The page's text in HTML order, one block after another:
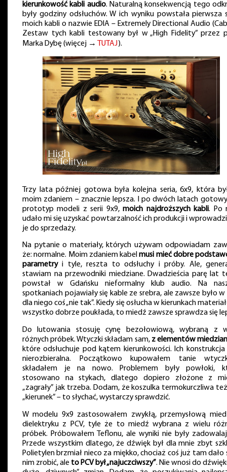
kierunkowość kabli audio. Naturalną konsekwencją tego
były godziny odsłuchów. W ich wyniku powstała pierwsza
moich kabli o nazwie EDIA – Extremely Directional Audio
Zestaw tych kabli testowany był w „High Fidelity” przez
Marka Dybę (więcej → TUTAJ).
Trzy lata później gotowa była kolejna seria, 6x9, która
moim zdaniem – znacznie lepsza. I po dwóch latach
prototyp modeli z serii 9x9,moich najdroższych kabli. Po
udało mi się uzyskać powtarzalność ich produkcji i
je do sprzedaży.
Na pytanie o materiały, których używam odpowiadam
że: normalne. Moim zdaniem kabelmusi mieć dobre
parametryi tyle, reszta to odsłuchy i próby. Ale,
stawiam na przewodniki miedziane. Dwadzieścia parę lat
powstał w Gdańsku nieformalny klub audio. Na
spotkaniach pojawiały się kable ze srebra, ale zawsze było w
dla niego coś „nie tak”. Kiedy się osłucha w kierunkach
wszystko dobrze poukłada, to miedź zawsze sprawdza się
Do lutowania stosuję cynę bezołowiową, wybraną z
różnych próbek. Wtyczki składam sam, z elementów
które odsłuchuje pod kątem kierunkowości. Ich
nierozbieralna. Początkowo kupowałem tanie
składałem je na nowo. Problemem były powłoki,
stosowano na stykach, dlatego dopiero złożone z
„zagrały” jak trzeba. Dodam, że koszulka termokurczliwa
„kierunek” – to słychać, wystarczy sprawdzić.
W modelu 9x9 zastosowałem zwykłą, przemysłową
dielektryku z PCV, tyle że to miedź wybrana z wielu
próbek. Próbowałem Teflonu, ale wyniki nie były
Przede wszystkim dlatego, że dźwięk był dla mnie zbyt
Polietylen brzmiał nieco za miękko, chociaż coś już tam dało
nim zrobić, ale to PCV był „najuczciwszy”. Nie wnosi do